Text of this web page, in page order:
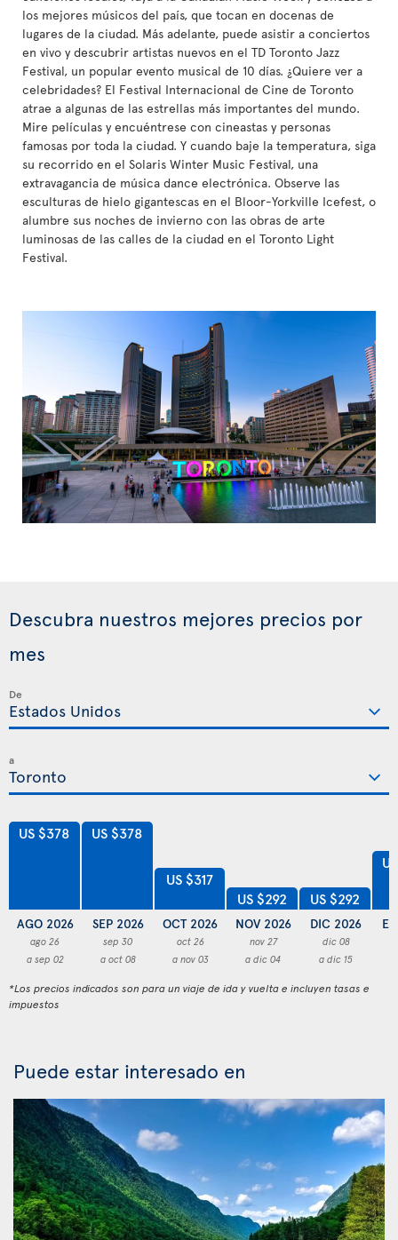
los mejores músicos del país, que tocan en docenas de
lugares de la ciudad. Más adelante, puede asistir a conciertos
en vivo y descubrir artistas nuevos en el TD Toronto Jazz
Festival, un popular evento musical de 10 días. ¿Quiere ver a
celebridades? El Festival Internacional de Cine de Toronto
atrae a algunas de las estrellas más importantes del mundo.
Mire películas y encuéntrese con cineastas y personas
famosas por toda la ciudad. Y cuando baje la temperatura, siga
su recorrido en el Solaris Winter Music Festival, una
extravagancia de música dance electrónica. Observe las
esculturas de hielo gigantescas en el Bloor-Yorkville Icefest, o
alumbre sus noches de invierno con las obras de arte
luminosas de las calles de la ciudad en el Toronto Light
Festival.
Descubra nuestros mejores precios por
mes
De
a
US $378
AGO 2026
ago 26
a sep 02
US $378
SEP 2026
sep 30
a oct 08
US $317
OCT 2026
oct 26
a nov 03
US $292
NOV 2026
nov 27
a dic 04
US $292
DIC 2026
dic 08
a dic 15
*Los precios indicados son para un viaje de ida y vuelta e incluyen tasas e
impuestos
Puede estar interesado en